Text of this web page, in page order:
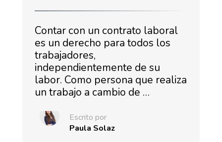
Contar con un contrato laboral
es un derecho para todos los
trabajadores,
independientemente de su
labor. Como persona que realiza
un trabajo a cambio de …
Escrito por
Paula Solaz